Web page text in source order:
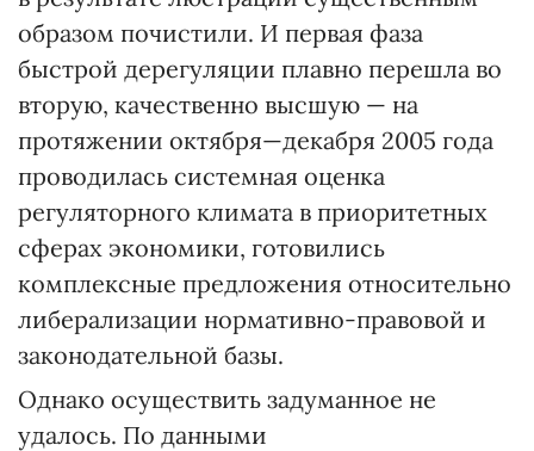
образом почистили. И первая фаза
быстрой дерегуляции плавно перешла во
вторую, качественно высшую — на
протяжении октября—декабря 2005 года
проводилась системная оценка
регуляторного климата в приоритетных
сферах экономики, готовились
комплексные предложения относительно
либерализации нормативно-правовой и
законодательной базы.
Однако осуществить задуманное не
удалось. По данными